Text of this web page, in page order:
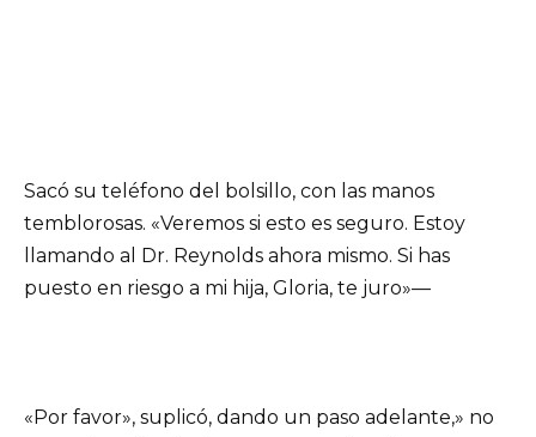
Sacó su teléfono del bolsillo, con las manos
temblorosas. «Veremos si esto es seguro. Estoy
llamando al Dr. Reynolds ahora mismo. Si has
puesto en riesgo a mi hija, Gloria, te juro»—
«Por favor», suplicó, dando un paso adelante,» no